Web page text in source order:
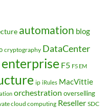
automation blog
cryptography DataCenter
enterprise F5 F5 EM
ip iRules MacVittie
orchestration overselling
cloud computing Reseller SDC